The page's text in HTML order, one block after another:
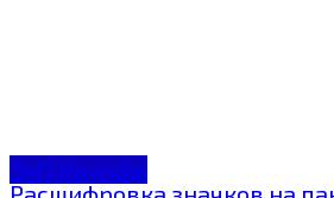
ЗнП Huyndai